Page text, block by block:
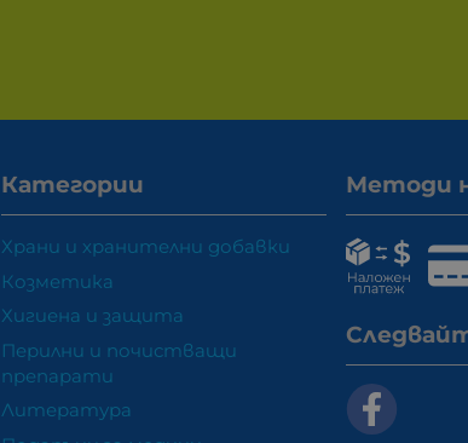
Категории
Храни и хранителни добавки
Козметика
Хигиена и защита
Перилни и почистващи
препарати
Литература
Методи